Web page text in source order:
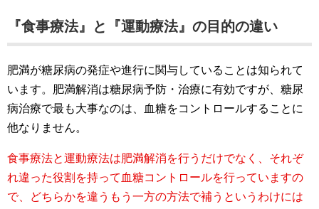
『食事療法』と『運動療法』の目的の違い
肥満が糖尿病の発症や進行に関与していることは知られて
います。肥満解消は糖尿病予防・治療に有効ですが、糖尿
病治療で最も大事なのは、血糖をコントロールすることに
他なりません。
食事療法と運動療法は肥満解消を行うだけでなく、それぞ
れ違った役割を持って血糖コントロールを行っていますの
で、どちらかを違うもう一方の方法で補うというわけには